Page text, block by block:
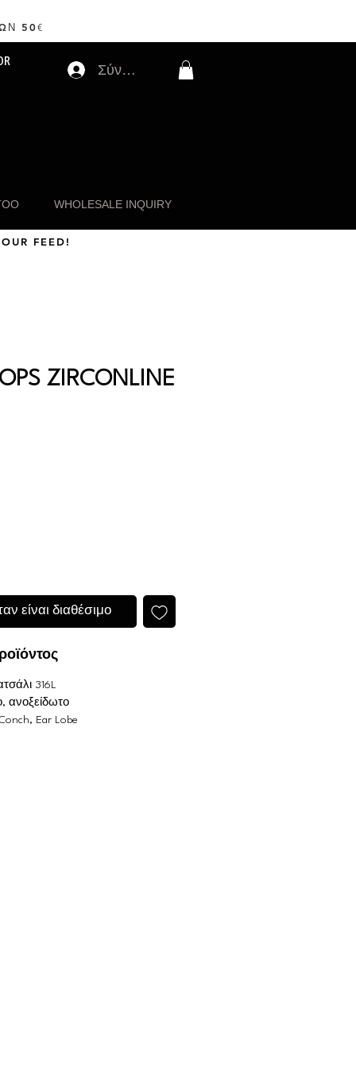
50€
Σύνδεση
WHOLESALE INQUIRY
FEED!
ZIRCONLINE
είναι διαθέσιμο
316L
ανοξείδωτο
Ear Lobe